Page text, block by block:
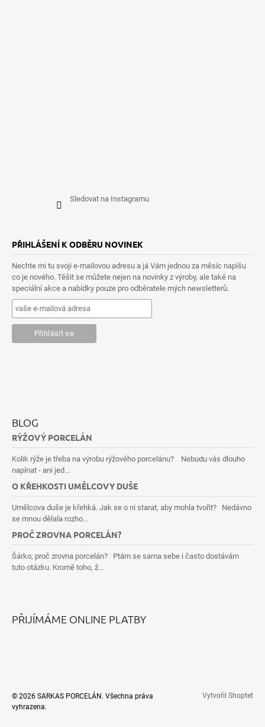
Sledovat na Instagramu
PŘIHLÁŠENÍ K ODBĚRU NOVINEK
Nechte mi tu svoji e-mailovou adresu a já Vám jednou za měsíc napíšu
co je nového. Těšit se můžete nejen na novinky z výroby, ale také na
speciální akce a nabídky pouze pro odběratele mých newsletterů.
BLOG
RÝŽOVÝ PORCELÁN
Kolik rýže je třeba na výrobu rýžového porcelánu? Nebudu vás dlouho
napínat - ani jed...
O KŘEHKOSTI UMĚLCOVY DUŠE
Umělcova duše je křehká. Jak se o ni starat, aby mohla tvořit? Nedávno
se mnou dělala rozho...
PROČ ZROVNA PORCELÁN?
Šárko, proč zrovna porcelán? Ptám se sama sebe i často dostávám
tuto otázku. Kromě toho, ž...
PŘIJÍMÁME ONLINE PLATBY
Vytvořil Shoptet
© 2026 SARKAS PORCELÁN. Všechna práva
vyhrazena.